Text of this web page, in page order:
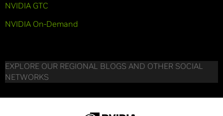
NVIDIA GTC
NVIDIA On-Demand
EXPLORE OUR REGIONAL BLOGS AND OTHER SOCIAL
NETWORKS